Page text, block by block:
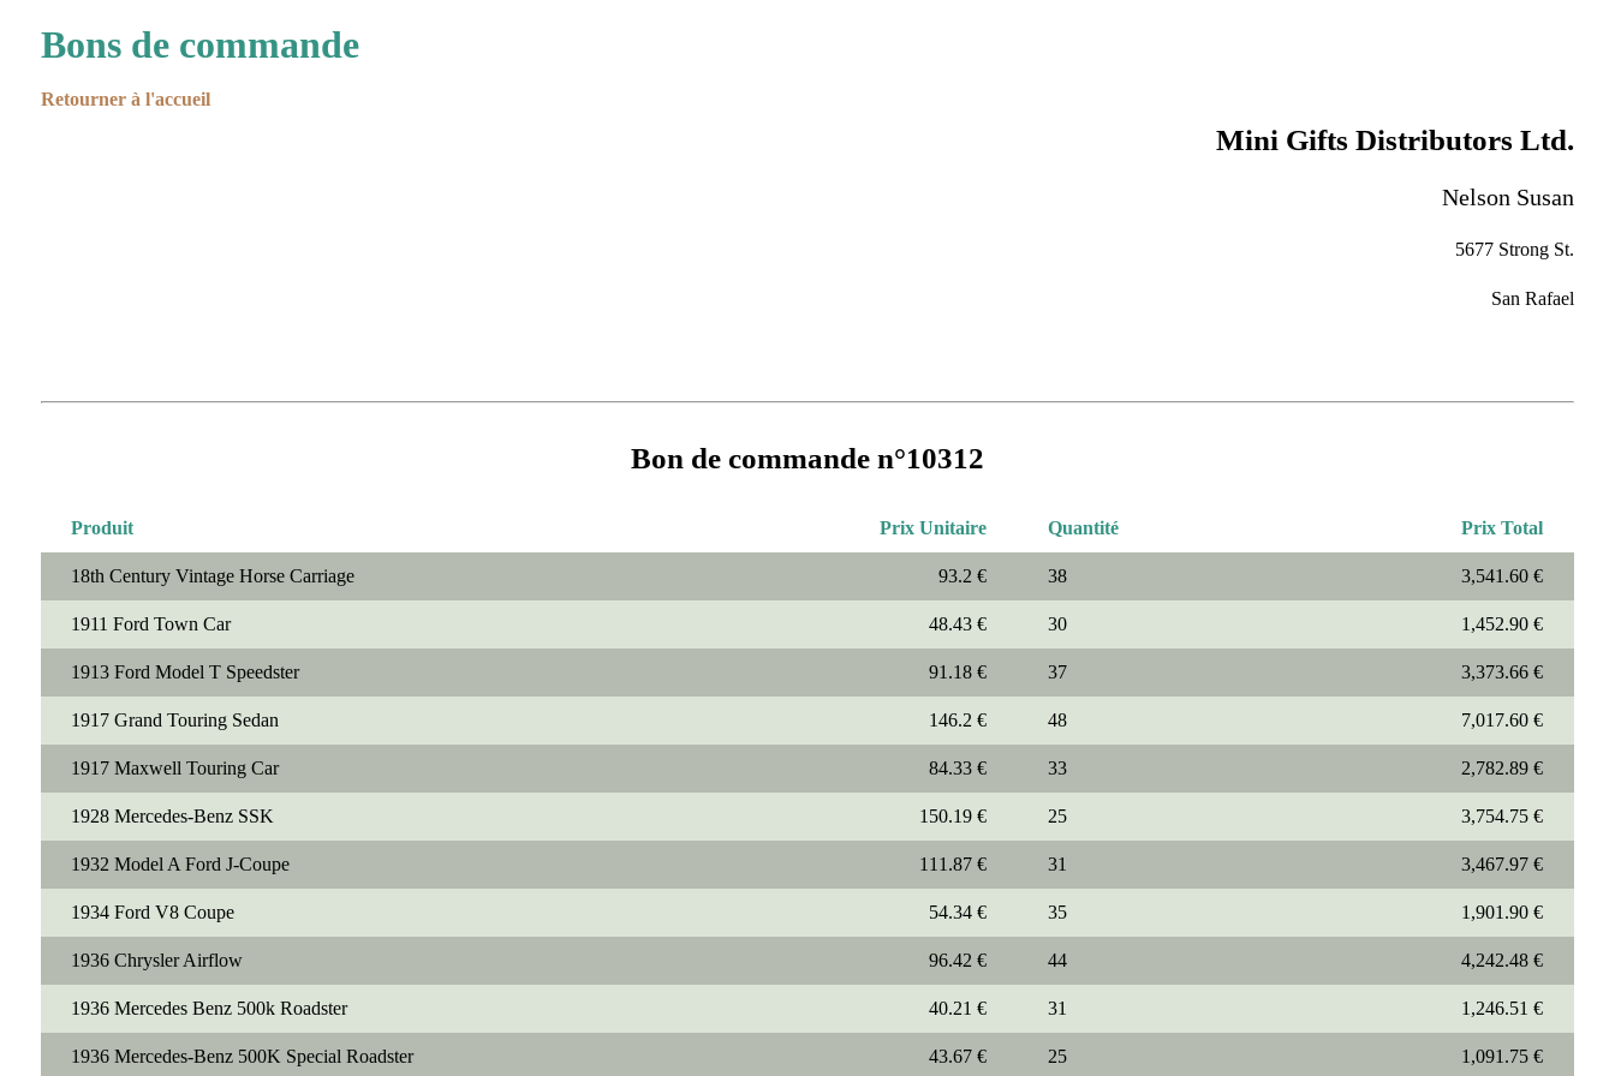
Bons de commande
Retourner à l'accueil
Mini Gifts Distributors Ltd.
Nelson Susan
5677 Strong St.
San Rafael
Bon de commande n°10312
Produit Prix Unitaire Quantité Prix Total
18th Century Vintage Horse Carriage 93.2 € 38 3,541.60 €
1911 Ford Town Car 48.43 € 30 1,452.90 €
1913 Ford Model T Speedster 91.18 € 37 3,373.66 €
1917 Grand Touring Sedan 146.2 € 48 7,017.60 €
1917 Maxwell Touring Car 84.33 € 33 2,782.89 €
1928 Mercedes-Benz SSK 150.19 € 25 3,754.75 €
1932 Model A Ford J-Coupe 111.87 € 31 3,467.97 €
1934 Ford V8 Coupe 54.34 € 35 1,901.90 €
1936 Chrysler Airflow 96.42 € 44 4,242.48 €
1936 Mercedes Benz 500k Roadster 40.21 € 31 1,246.51 €
1936 Mercedes-Benz 500K Special Roadster 43.67 € 25 1,091.75 €